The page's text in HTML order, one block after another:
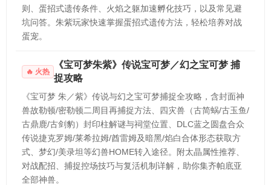
则、蛋招式遗传条件、火焰之躯加速孵化技巧，以及常见避
坑问答。朱紫玩家快速掌握蛋招式遗传方法，轻松培养对战
蛋宠。
火热
《宝可梦朱紫》传说宝可梦／幻之宝可梦 捕
捉攻略
《宝可梦 朱／紫》传说与幻之宝可梦捕捉全攻略，含封面神
兽故勒顿/密勒顿二周目再捕捉方法、四灾兽（古简蜗/古玉鱼/
古鼎鹿/古剑豹）封印柱解谜与祠堂位置、DLC蓝之圆盘合众
传说捷克罗姆/莱希拉姆/酋雷姆及暗黑/焰白合体形态获取方
式、梦幻/美录坦等幻兽HOME转入途径。附太晶属性推荐、
对战配招、捕捉控场技巧与复活机制详解，助你集齐帕底亚
全部神兽。